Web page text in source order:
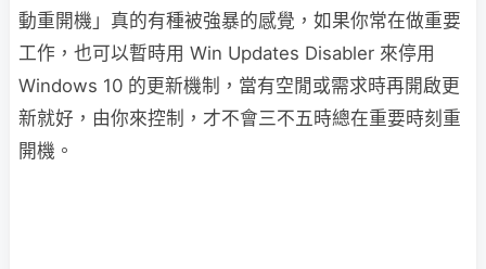
動重開機」真的有種被強暴的感覺，如果你常在做重要
工作，也可以暫時用 Win Updates Disabler 來停用
Windows 10 的更新機制，當有空閒或需求時再開啟更
新就好，由你來控制，才不會三不五時總在重要時刻重
開機。